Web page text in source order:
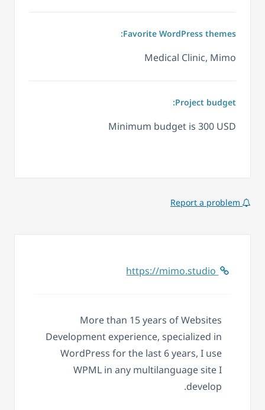
Favorite WordPress themes:
Medical Clinic, Mimo
Project budget:
Minimum budget is 300 USD
Report a problem
https://mimo.studio
More than 15 years of Websites
Development experience, specialized in
WordPress for the last 6 years, I use
WPML in any multilanguage site I
develop.